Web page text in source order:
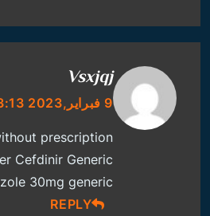
Vsxjqj
9 فبراير,2023 AT 3:13 م
prescription
Cefdinir Generic
30mg generic
REPLY